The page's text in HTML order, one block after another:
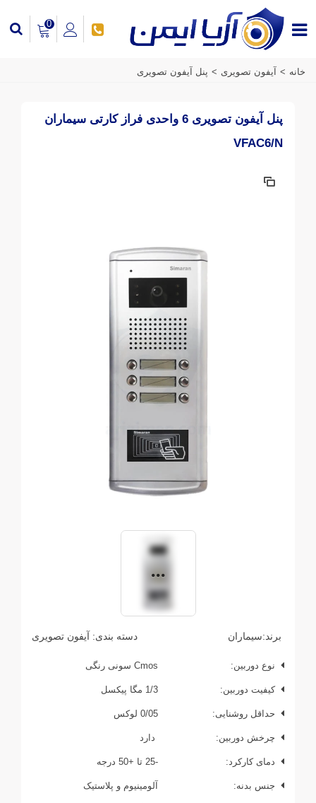
0
خانه > آیفون تصویری > پنل آیفون تصویری
پنل آیفون تصویری 6 واحدی فراز کارتی سیماران
VFAC6/N
برند:سیماران دسته بندی: آیفون تصویری
نوع دوربین: Cmos سونی رنگی
کیفیت دوربین: 1/3 مگا پیکسل
حداقل روشنایی: 0/05 لوکس
چرخش دوربین: دارد
دمای کارکرد: -25 تا +50 درجه
جنس بدنه: آلومینیوم و پلاستیک